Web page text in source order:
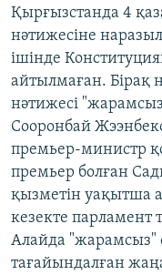
Қырғызстанда 4
нәтижесіне
ішінде
айтылмаған. Бірақ
нәтижесі
Сооронбай
премьер-министр
премьер болған
қызметін уақытша
кезекте парламент
Алайда "жарамсыз"
тағайындалған